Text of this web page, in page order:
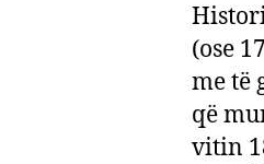
(ose
me të
që
vitin